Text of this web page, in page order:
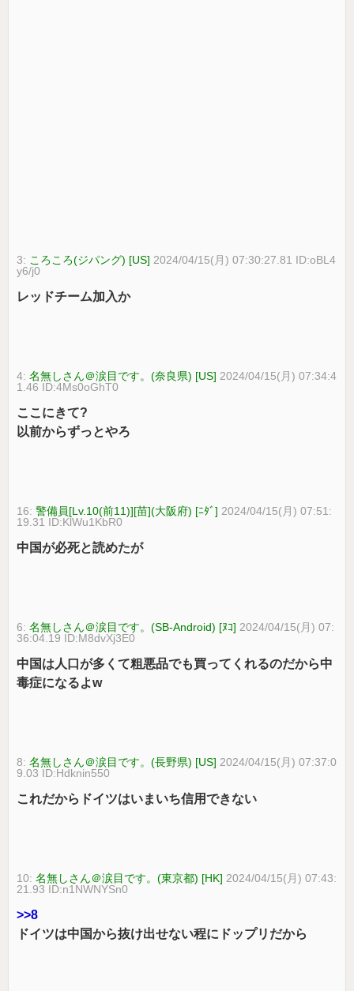
3: ころころ(ジパング) [US] 2024/04/15(月) 07:30:27.81 ID:oBL4
y6/j0
レッドチーム加入か
4:名無しさん＠涙目です。(奈良県) [US] 2024/04/15(月) 07:34:4
1.46 ID:4Ms0oGhT0
ここにきて?
以前からずっとやろ
16:警備員[Lv.10(前11)][苗](大阪府) [ﾆﾀﾞ] 2024/04/15(月) 07:51:
19.31 ID:KlWu1KbR0
中国が必死と読めたが
6:名無しさん＠涙目です。(SB-Android) [ﾇｺ] 2024/04/15(月) 07:
36:04.19 ID:M8dvXj3E0
中国は人口が多くて粗悪品でも買ってくれるのだから中
毒症になるよw
8:名無しさん＠涙目です。(長野県) [US] 2024/04/15(月) 07:37:0
9.03 ID:Hdknin550
これだからドイツはいまいち信用できない
10:名無しさん＠涙目です。(東京都) [HK] 2024/04/15(月) 07:43:
21.93 ID:n1NWNYSn0
>>8
ドイツは中国から抜け出せない程にドップリだから